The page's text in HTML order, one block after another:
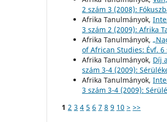
2 szám 3 (2008):
Afrika Tanulmányok,
3 szám 2 (2009): Afrika
Afrika Tanulmányok,
of African Studies: Évf.
Afrika Tanulmányok, Díj
szám 3-4 (2009):
Afrika Tanulmányok,
3 szám 3-4 (2009):
1 2 3 4 5 6 7 8 9 10 > >>